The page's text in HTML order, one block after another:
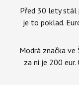
Před 30 lety stál
je to poklad.
Modrá značka ve
za ni je 200